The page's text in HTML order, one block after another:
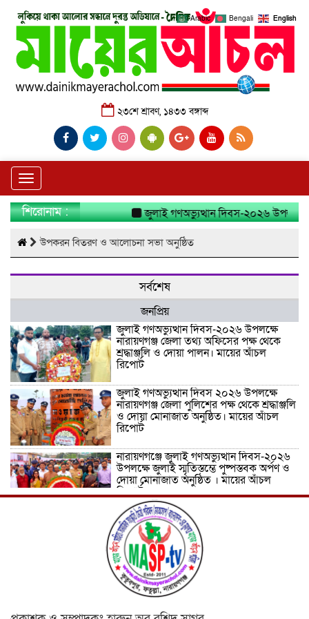
২৩শে শ্রাবণ, ১৪৩৩ বঙ্গাব্দ
Toggle
navigation
শিরোনাম : জুলাই গণঅভ্যুত্থান দিবস-২০২৬ উপলক্ষে
উপকরন বিতরণ ও আলোচনা সভা অনুষ্ঠিত
সর্বশেষ
জনপ্রিয়
জুলাই গণঅভ্যুত্থান দিবস-২০২৬ উপলক্ষে
নারায়ণগঞ্জ জেলা তথ্য অফিসের পক্ষ থেকে
শ্রদ্ধাঞ্জলি ও দোয়া পালন। মায়ের আঁচল
রিপোর্ট
জুলাই গণঅভ্যুত্থান দিবস ২০২৬ উপলক্ষে
নারায়ণগঞ্জ জেলা পুলিশের পক্ষ থেকে শ্রদ্ধাঞ্জলি
ও দোয়া মোনাজাত অনুষ্ঠিত। মায়ের আঁচল
রিপোর্ট
নারায়ণগঞ্জে জুলাই গণঅভ্যুত্থান দিবস-২০২৬
উপলক্ষে জুলাই স্মৃতিস্তম্ভে পুষ্পস্তবক অর্পণ ও
দোয়া মোনাজাত অনুষ্ঠিত । মায়ের আঁচল
রিপোর্ট
ICJ Global Media Group LLC and
SAARC Journalist Forum Sign
Strategic MoU to Strengthen Global
Journalism Cooperation/ आईसीजे
ग्लोबल मीडिया ग्रुप एलएलसी और सार्क
पत्रकार फोरम वैश्विक पत्रकारिता सहयोग को मजबूत करने के लिए
रणनीतिक समझौता ज्ञापन पर हस्ताक्षर करते हैं
वीरगञ्ज महानगरपालिका वडा नं. २६ को नव
Arabic Bengali English